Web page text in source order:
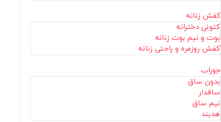
کفش زنانه
کتونی دخترانه
بوت و نیم بوت زنانه
کفش روزمره و راحتی زنانه
جوراب
بدون ساق
ساقدار
نیم ساق
هدبند